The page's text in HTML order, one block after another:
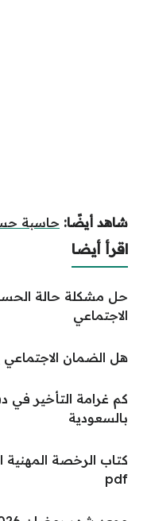
شاهد أيضًا: حاسبة
اقرأ أيضا
حل مشكلة حالة
الاجتماعي
هل الضمان
كم غرامة التأخير في
بالسعودية
كتاب الرخصة المهنية
pdf